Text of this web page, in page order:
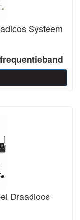
Systeem
Draadloos